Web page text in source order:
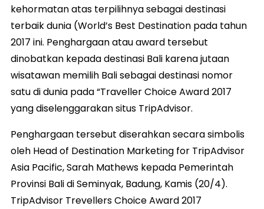
kehormatan atas terpilihnya sebagai destinasi
terbaik dunia (World’s Best Destination pada tahun
2017 ini. Penghargaan atau award tersebut
dinobatkan kepada destinasi Bali karena jutaan
wisatawan memilih Bali sebagai destinasi nomor
satu di dunia pada “Traveller Choice Award 2017
yang diselenggarakan situs TripAdvisor.
Penghargaan tersebut diserahkan secara simbolis
oleh Head of Destination Marketing for TripAdvisor
Asia Pacific, Sarah Mathews kepada Pemerintah
Provinsi Bali di Seminyak, Badung, Kamis (20/4).
TripAdvisor Trevellers Choice Award 2017